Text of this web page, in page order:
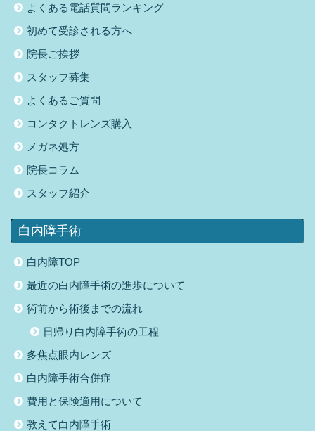
よくある電話質問ランキング
初めて受診される方へ
院長ご挨拶
スタッフ募集
よくあるご質問
コンタクトレンズ購入
メガネ処方
院長コラム
スタッフ紹介
白内障手術
白内障TOP
最近の白内障手術の進歩について
術前から術後までの流れ
日帰り白内障手術の工程
多焦点眼内レンズ
白内障手術合併症
費用と保険適用について
教えて白内障手術